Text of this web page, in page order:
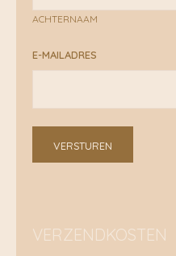
ACHTERNAAM
E-MAILADRES
VERSTUREN
VERZENDKOSTEN